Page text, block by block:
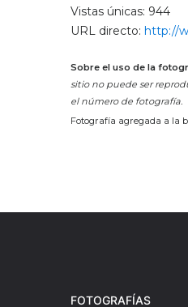
Vistas únicas: 944
URL directo: http://
Sobre el uso de la
sitio no puede ser
el número de fotografía.
Fotografía agregada a la
FOTOGRAFÍAS